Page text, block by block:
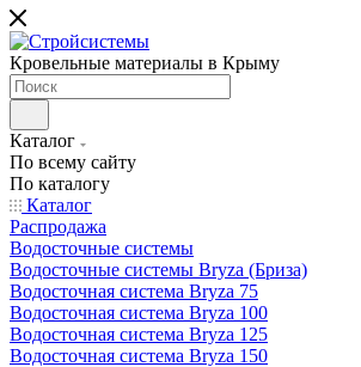
Кровельные материалы в Крыму
Каталог
По всему сайту
По каталогу
Каталог
Распродажа
Водосточные системы
Водосточные системы Bryza (Бриза)
Водосточная система Bryza 75
Водосточная система Bryza 100
Водосточная система Bryza 125
Водосточная система Bryza 150